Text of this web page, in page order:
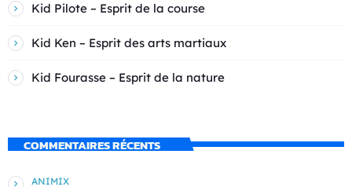
Kid Pilote – Esprit de la course
Kid Ken – Esprit des arts martiaux
Kid Fourasse – Esprit de la nature
COMMENTAIRES RÉCENTS
ANIMIX